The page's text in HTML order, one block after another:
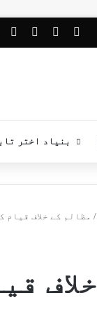
Facebook
YouTube
بنیاد اختر
/ مظالم کے خلاف قیام